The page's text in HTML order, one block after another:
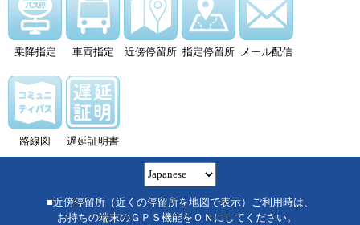
乗降指定 車両指定 近傍停留所 指定停留所 メール配信
路線図 遅延証明書
■近傍停留所（近くの停留所を地図で表示）ご利用時は、
お持ちの端末のＧＰＳ機能をＯＮにしてください。